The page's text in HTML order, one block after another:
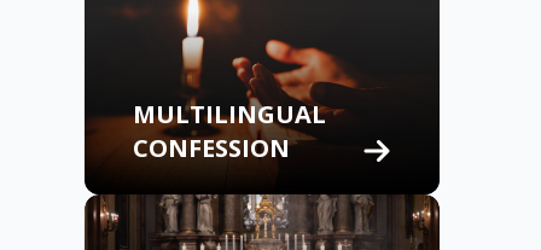
MULTILINGUAL
CONFESSION